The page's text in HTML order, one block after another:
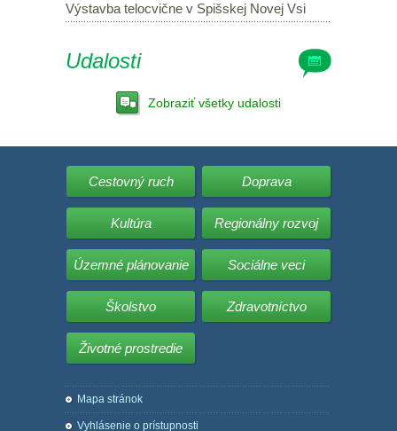
Výstavba telocvične v Spišskej Novej Vsi
Udalosti
Zobraziť všetky udalosti
Cestovný ruch Doprava
Kultúra Regionálny rozvoj
Územné plánovanie Sociálne veci
Školstvo Zdravotníctvo
Životné prostredie
Mapa stránok
Vyhlásenie o prístupnosti